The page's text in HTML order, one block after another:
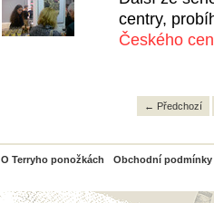
centry,
Českého
← Předchozí
O Terryho ponožkách Obchodní podmínky
PayPal